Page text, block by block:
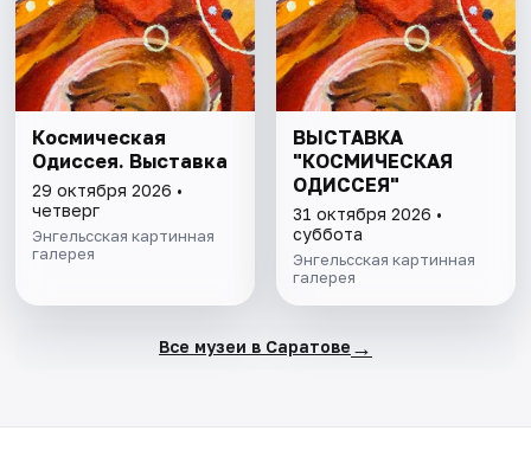
Космическая
Одиссея. Выставка
29 октября 2026 •
четверг
Энгельсская картинная
галерея
ВЫСТАВКА
"КОСМИЧЕСКАЯ
ОДИССЕЯ"
31 октября 2026 •
суббота
Энгельсская картинная
галерея
Все музеи в Саратове →